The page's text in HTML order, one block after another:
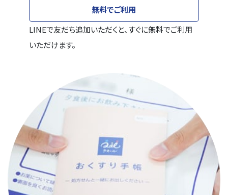
無料でご利用
LINEで友だち追加いただくと、すぐに無料でご利用
いただけます。